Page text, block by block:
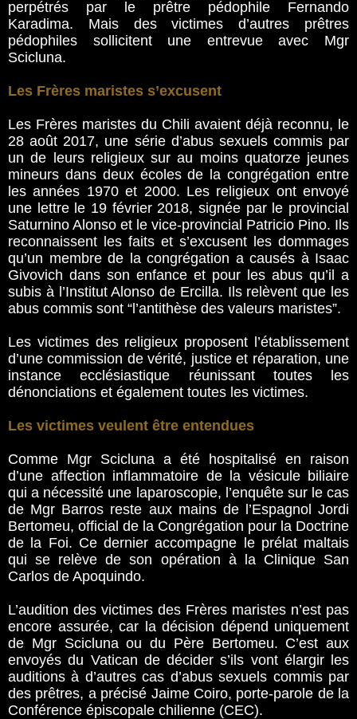
perpétrés par le prêtre pédophile Fernando
Karadima. Mais des victimes d’autres prêtres
pédophiles sollicitent une entrevue avec Mgr
Scicluna.
Les Frères maristes s’excusent
Les Frères maristes du Chili avaient déjà reconnu, le
28 août 2017, une série d’abus sexuels commis par
un de leurs religieux sur au moins quatorze jeunes
mineurs dans deux écoles de la congrégation entre
les années 1970 et 2000. Les religieux ont envoyé
une lettre le 19 février 2018, signée par le provincial
Saturnino Alonso et le vice-provincial Patricio Pino. Ils
reconnaissent les faits et s’excusent les dommages
qu’un membre de la congrégation a causés à Isaac
Givovich dans son enfance et pour les abus qu’il a
subis à l’Institut Alonso de Ercilla. Ils relèvent que les
abus commis sont “l’antithèse des valeurs maristes”.
Les victimes des religieux proposent l’établissement
d’une commission de vérité, justice et réparation, une
instance ecclésiastique réunissant toutes les
dénonciations et également toutes les victimes.
Les victimes veulent être entendues
Comme Mgr Scicluna a été hospitalisé en raison
d’une affection inflammatoire de la vésicule biliaire
qui a nécessité une laparoscopie, l’enquête sur le cas
de Mgr Barros reste aux mains de l’Espagnol Jordi
Bertomeu, official de la Congrégation pour la Doctrine
de la Foi. Ce dernier accompagne le prélat maltais
qui se relève de son opération à la Clinique San
Carlos de Apoquindo.
L’audition des victimes des Frères maristes n’est pas
encore assurée, car la décision dépend uniquement
de Mgr Scicluna ou du Père Bertomeu. C’est aux
envoyés du Vatican de décider s’ils vont élargir les
auditions à d’autres cas d’abus sexuels commis par
des prêtres, a précisé Jaime Coiro, porte-parole de la
Conférence épiscopale chilienne (CEC).